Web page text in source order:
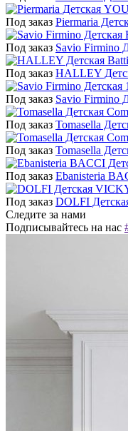
Под заказ Piermaria
Под заказ Savio Firmino
Под заказ HALLEY
Под заказ Savio Firmino
Под заказ Tomasella
Под заказ Tomasella
Под заказ Ebanisteria
Под заказ DOLFI
Следите за нами
Подписывайтесь на нас